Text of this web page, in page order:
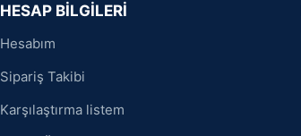
HESAP BİLGİLERİ
Hesabım
Sipariş Takibi
Karşılaştırma listem